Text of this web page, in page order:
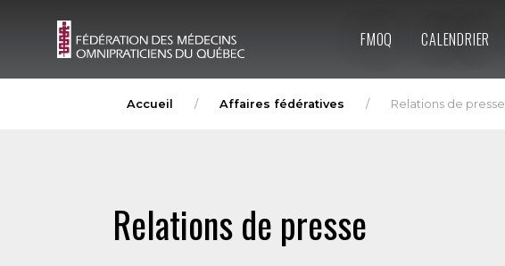
FMOQ CALENDRIER
Accueil Affaires fédératives Relations de presse
Relations de presse